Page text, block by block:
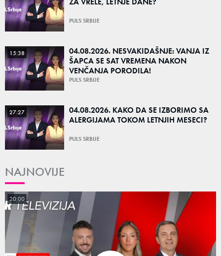
PULS SRBIJE
15:38
04.08.2026. NESVAKIDAŠNJE: VANJA IZ
ŠAPCA SE SAT VREMENA NAKON
VENČANJA PORODILA!
PULS SRBIJE
27:27
04.08.2026. KAKO DA SE IZBORIMO SA
ALERGIJAMA TOKOM LETNJIH MESECI?
PULS SRBIJE
NAJNOVIJE
20:00